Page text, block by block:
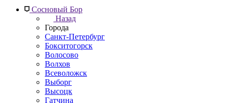
Сосновый Бор
Назад
Города
Санкт-Петербург
Бокситогорск
Волосово
Волхов
Всеволожск
Выборг
Высоцк
Гатчина